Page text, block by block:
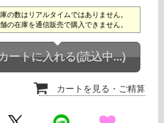
の数はリアルタイムではありません。
の在庫を通信販売で購入できません。
ートに入れる(読込中...)
カートを見る ・ご精算